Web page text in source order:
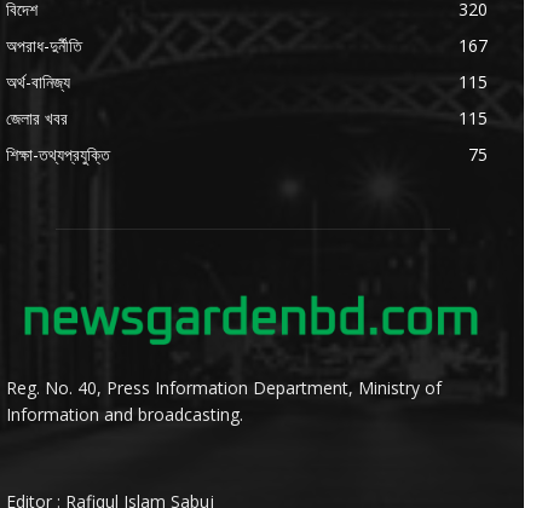
বিদেশ
320
অপরাধ-দুর্নীতি
167
অর্থ-বানিজ্য
115
জেলার খবর
115
শিক্ষা-তথ্যপ্রযুক্তি
75
Reg. No. 40, Press Information Department, Ministry of
Information and broadcasting.
Editor : Rafiqul Islam Sabuj